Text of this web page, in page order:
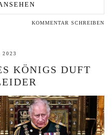
KOMMENTAR SCHREIBEN
KÖNIGS DUFT